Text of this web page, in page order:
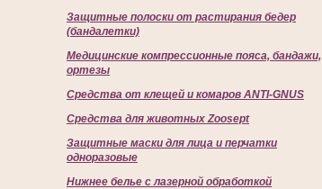
Защитные полоски от растирания бедер
(бандалетки)
Медицинские компрессионные пояса, бандажи,
ортезы
Средства от клещей и комаров ANTI-GNUS
Средства для животных Zoosept
Защитные маски для лица и перчатки
одноразовые
Нижнее белье с лазерной обработкой